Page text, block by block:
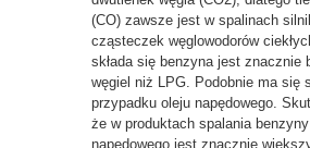
(CO) zawsze jest w spalinach
cząsteczek węglowodorów
składa się benzyna jest znacznie
węgiel niż LPG. Podobnie ma się
przypadku oleju napędowego.
że w produktach spalania
napędowego jest znacznie